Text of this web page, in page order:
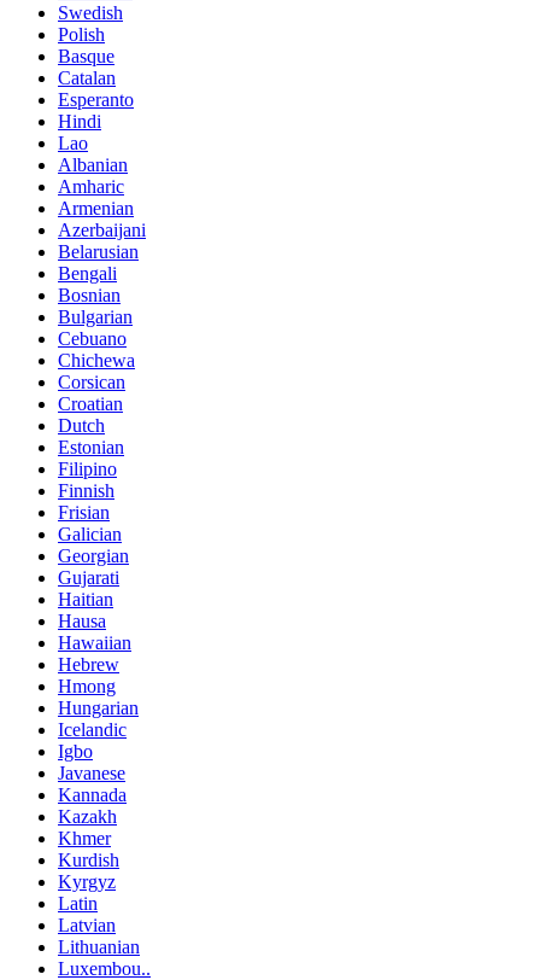
Swedish
Polish
Basque
Catalan
Esperanto
Hindi
Lao
Albanian
Amharic
Armenian
Azerbaijani
Belarusian
Bengali
Bosnian
Bulgarian
Cebuano
Chichewa
Corsican
Croatian
Dutch
Estonian
Filipino
Finnish
Frisian
Galician
Georgian
Gujarati
Haitian
Hausa
Hawaiian
Hebrew
Hmong
Hungarian
Icelandic
Igbo
Javanese
Kannada
Kazakh
Khmer
Kurdish
Kyrgyz
Latin
Latvian
Lithuanian
Luxembou..